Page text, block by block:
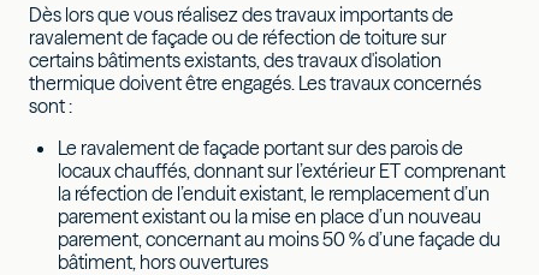
Dès lors que vous réalisez des travaux importants de
ravalement de façade ou de réfection de toiture sur
certains bâtiments existants, des travaux d'isolation
thermique doivent être engagés. Les travaux concernés
sont :
Le ravalement de façade portant sur des parois de
locaux chauffés, donnant sur l’extérieur ET comprenant
la réfection de l’enduit existant, le remplacement d’un
parement existant ou la mise en place d’un nouveau
parement, concernant au moins 50 % d’une façade du
bâtiment, hors ouvertures